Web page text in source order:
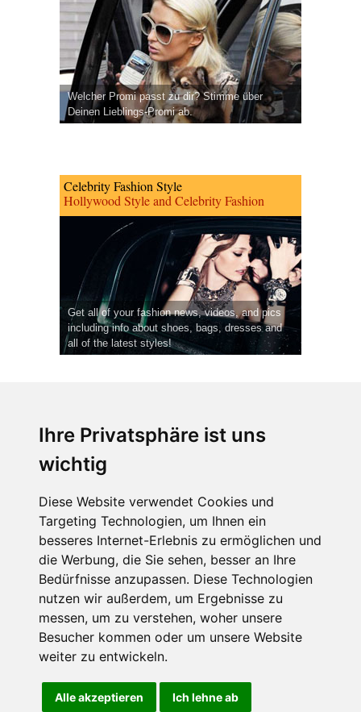
Ihre Privatsphäre ist uns
wichtig
Diese Website verwendet Cookies und
Targeting Technologien, um Ihnen ein
besseres Internet-Erlebnis zu ermöglichen und
die Werbung, die Sie sehen, besser an Ihre
Bedürfnisse anzupassen. Diese Technologien
nutzen wir außerdem, um Ergebnisse zu
messen, um zu verstehen, woher unsere
Besucher kommen oder um unsere Website
weiter zu entwickeln.
Alle akzeptieren Ich lehne ab
Welcher Promi passt zu dir? Stimme über
Deinen Lieblings-Promi ab.
Celebrity Fashion Style
Hollywood Style and Celebrity Fashion
Get all of your fashion news, videos, and pics
including info about shoes, bags, dresses and
all of the latest styles!
CPost.org© 2013-2023 The Celebrity Post.
Terms of Use Privacy | Cookies Policy( Einstellungen ändern
About Us
Advertising
Contact Us
YouTube